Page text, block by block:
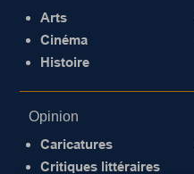
Arts
Cinéma
Histoire
Opinion
Caricatures
Critiques littéraires